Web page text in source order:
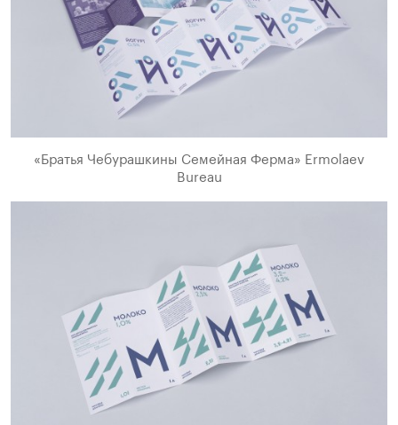
«Братья Чебурашкины Семейная Ферма» Ermolaev
Bureau